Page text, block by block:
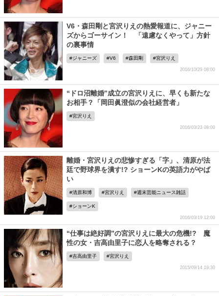
V6・森田剛と宮沢りえの熱愛報道に、ジャニー
ズからゴーサイン！ 「遠慮なくやって」方針
の裏事情
ジャニーズ V6 森田剛 宮沢りえ
2016/10/29 08:00
“ドロ沼離婚”成立の宮沢りえに、早くも新たな
お相手？「岡田眞澄似の会社経営者」
宮沢りえ
2016/03/23 08:00
離婚・宮沢りえの悲惨すぎる「字」、清原が法
廷で野球界を潰す!? ショーンKの英語力がやば
い
清原和博 宮沢りえ 週末芸能ニュース雑話
ショーンK
2016/03/19 12:00
“仕事は絶好調”の宮沢りえに最大の危機!? 魔
性の女・吉高由里子に恋人を略奪される？
吉高由里子 宮沢りえ
2015/09/14 19:30